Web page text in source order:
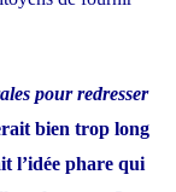
pour redresser
bien trop long
l’idée phare qui